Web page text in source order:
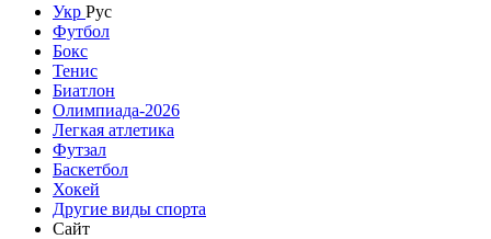
Укр Рус
Футбол
Бокс
Тенис
Биатлон
Олимпиада-2026
Легкая атлетика
Футзал
Баскетбол
Хокей
Другие виды спорта
Сайт